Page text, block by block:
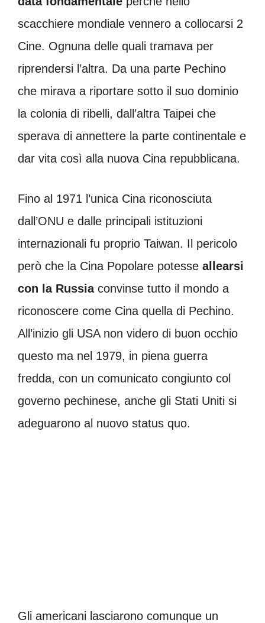
scacchiere mondiale vennero a collocarsi 2
Cine. Ognuna delle quali tramava per
riprendersi l’altra. Da una parte Pechino
che mirava a riportare sotto il suo dominio
la colonia di ribelli, dall’altra Taipei che
sperava di annettere la parte continentale e
dar vita così alla nuova Cina repubblicana.
Fino al 1971 l’unica Cina riconosciuta
dall’ONU e dalle principali istituzioni
internazionali fu proprio Taiwan. Il pericolo
però che la Cina Popolare potesse allearsi
con la Russiaconvinse tutto il mondo a
riconoscere come Cina quella di Pechino.
All’inizio gli USA non videro di buon occhio
questo ma nel 1979, in piena guerra
fredda, con un comunicato congiunto col
governo pechinese, anche gli Stati Uniti si
adeguarono al nuovo status quo.
Gli americani lasciarono comunque un